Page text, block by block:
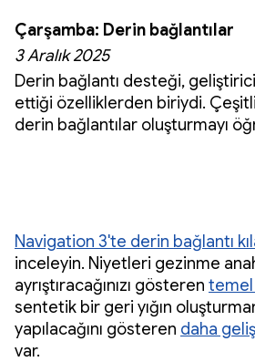
Çarşamba: Derin bağlantılar
3 Aralık 2025
Derin bağlantı desteği,
ettiği özelliklerden biriydi.
derin bağlantılar oluşturmayı
Navigation 3'te derin bağlantı
inceleyin. Niyetleri gezinme
ayrıştıracağınızı gösteren
sentetik bir geri yığın
yapılacağını gösteren daha
var.